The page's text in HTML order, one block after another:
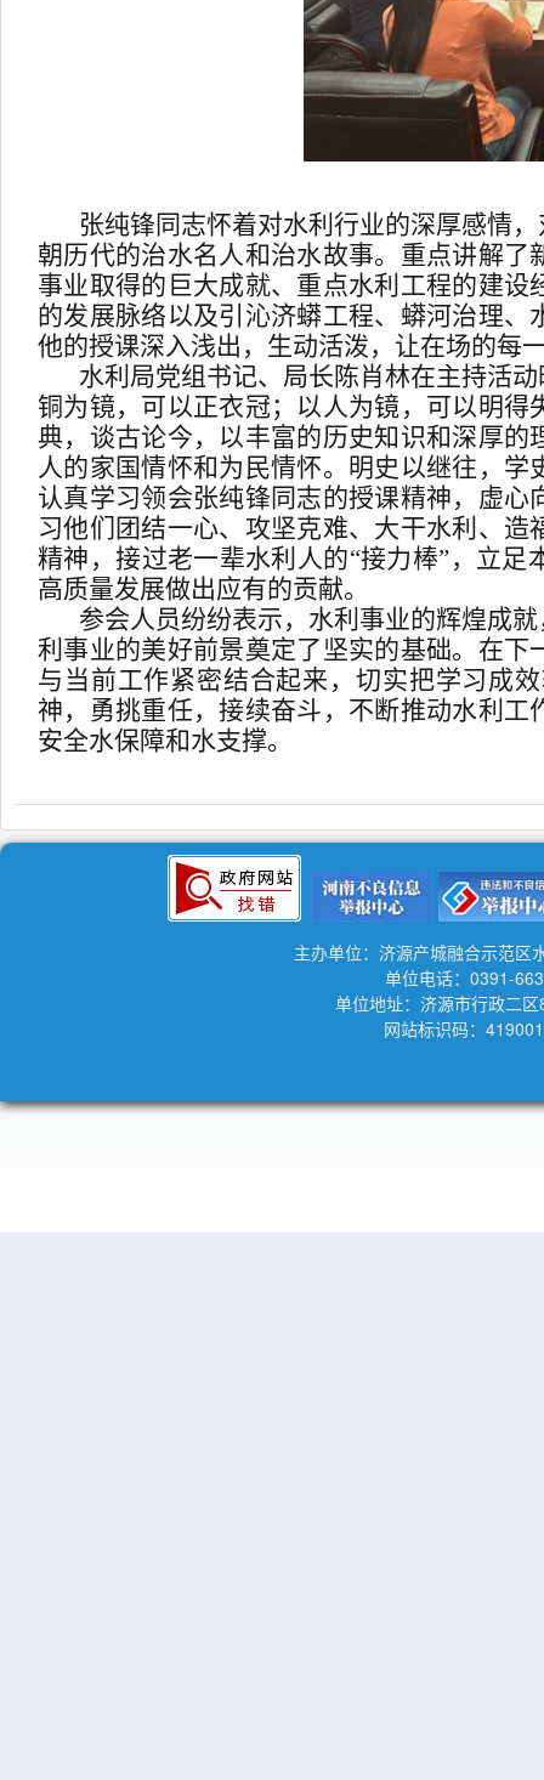
张纯锋同志怀着对水利行业的深厚感情
朝历代的治水名人和治水故事。重点讲解
事业取得的巨大成就、重点水利工程的建
的发展脉络以及引沁济蟒工程、蟒河治理
他的授课深入浅出，生动活泼，让在场的每
水利局党组书记、局长陈肖林在主持活
铜为镜，可以正衣冠；以人为镜，可以明
典，谈古论今，以丰富的历史知识和深厚
人的家国情怀和为民情怀。明史以继往，
认真学习领会张纯锋同志的授课精神，虚
习他们团结一心、攻坚克难、大干水利、
精神，接过老一辈水利人的“接力棒”，立足
高质量发展做出应有的贡献。
参会人员纷纷表示，水利事业的辉煌成
利事业的美好前景奠定了坚实的基础。在
与当前工作紧密结合起来，切实把学习成
神，勇挑重任，接续奋斗，不断推动水利工
安全水保障和水支撑。
主办单位：济源产城融合示范区
单位电话：0391-
单位地址：济源市行政二
网站标识码：